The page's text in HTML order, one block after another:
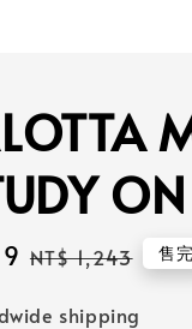
Regular
NT$ 1,243 售完
shipping